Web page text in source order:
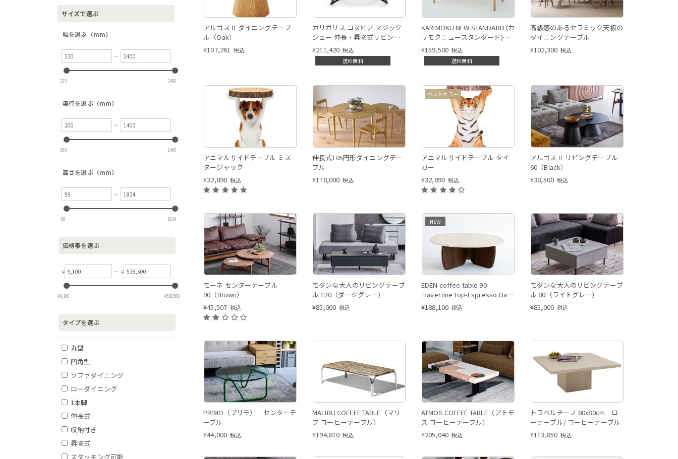
オレンジ系
グリーン系
レッド系
ピンク系
サイズで選ぶ
幅を選ぶ（mm）
~
230 2400
奥行を選ぶ（mm）
~
200 1400
高さを選ぶ（mm）
~
99 1824
価格帯を選ぶ
¥ ~ ¥
‎¥9,100 ‎¥538,500
タイプを選ぶ
丸型
四角型
ソファダイニング
ローダイニング
1本脚
伸長式
収納付き
昇降式
スタッキング可能
アルゴスⅡ ダイニングテーブ
ル（Oak）
¥107,261 税込
カリガリス コヌビア マジック
ジェー 伸長・昇降式リビング
テーブル ／ Calligaris connubia
MAGIC-J Table [CB5041-A]
P15/P11E
¥211,420 税込
送料無料
KARIMOKU NEW STANDARD (カ
リモクニュースタンダード)
CASTORダイニングテーブル
¥159,500 税込
送料無料
高級感のあるセラミック天板の
ダイニングテーブル
¥102,300 税込
アニマルサイドテーブル ミス
タージャック
¥32,890 税込
伸長式105円形ダイニングテー
ブル
¥178,000 税込
ベストセラー
アニマルサイドテーブル タイ
ガー
¥32,890 税込
アルゴスⅡ リビングテーブル
60（Black）
¥38,500 税込
モーネ センターテーブル
90（Brown）
¥45,507 税込
モダンな大人のリビングテーブ
ル 120（ダークグレー）
¥85,000 税込
NEW
EDEN coffee table 90
Travertine top-Espresso Oak
leg
¥188,100 税込
モダンな大人のリビングテーブ
ル 80（ライトグレー）
¥85,000 税込
PRIMO（プリモ） センターテ
ーブル
¥44,000 税込
MALIBU COFFEE TABLE（マリ
ブ コーヒーテーブル）
¥194,810 税込
ATMOS COFFEE TABLE（アトモ
ス コーヒーテーブル）
¥205,040 税込
トラベルチーノ 80x80cm ロ
ーテーブル/ コーヒーテーブル
¥113,850 税込